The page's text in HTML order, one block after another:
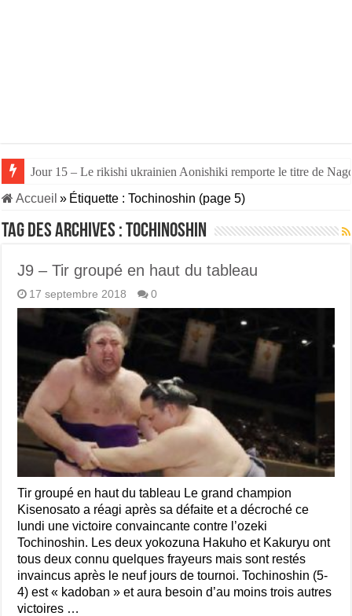
Jour 15 – Le rikishi ukrainien Aonishiki remporte le titre de
Jour 14 – Aonishiki triomphe de Takerufuji et se rapproche du
Accueil » Étiquette :Tochinoshin (page 5)
Tag des archives :Tochinoshin
J9 – Tir groupé en haut du tableau
17 septembre 2018 0
Tir groupé en haut du tableau Le grand champion
Kisenosato a réagi après sa défaite et a décroché ce
lundi une victoire convaincante contre l’ozeki
Tochinoshin. Les deux yokozuna Hakuho et Kakuryu ont
tous deux connu quelques frayeurs mais sont restés
invaincus après le neuf jours de tournoi. Tochinoshin (5-
4) est « kadoban » et aura besoin d’au moins trois autres
victoires …